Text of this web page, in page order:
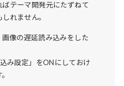
テーマ開発元にたずねて
れません。
像の遅延読み込みをした
み設定」をONにしておけ